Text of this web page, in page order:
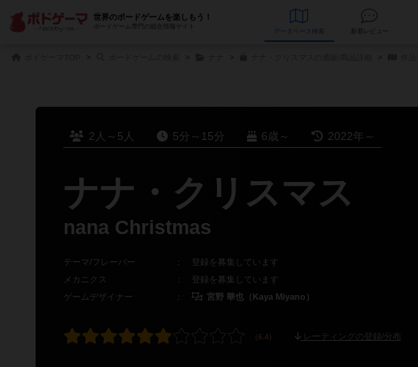
世界のボードゲームを楽しもう！
ボードゲーム専門の総合情報サイト
データベース
2人～5人 5分～15分 6歳～ 2022年～
ナナ・クリスマス
nana Christmas
テーマ/フレーバー ：
登録を募集しています
メカニクス
：
登録を募集しています
ゲームデザイナー
： 宮野 華也（Kaya Miyano）
レーティングの登録/分布